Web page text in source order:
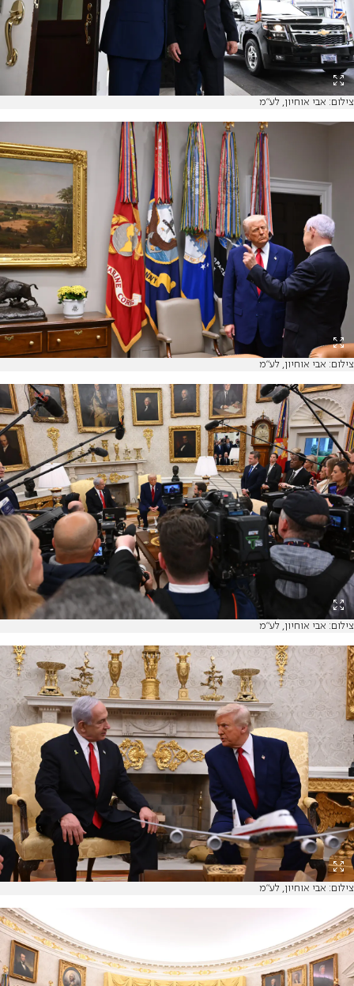
צילום: אבי אוחיון, לע"מ
צילום: אבי אוחיון, לע"מ
צילום: אבי אוחיון, לע"מ
צילום: אבי אוחיון, לע"מ